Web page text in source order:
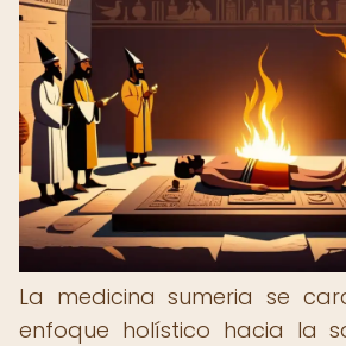
La medicina sumeria se
enfoque holístico hacia la